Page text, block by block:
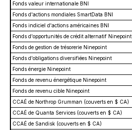
Fonds valeur internationale BNI
Fonds d'actions mondiales SmartData BNI
Fonds indiciel d'actions américaines BNI
Fonds d'opportunités de crédit alternatif Ninepoint
Fonds de gestion de trésorerie Ninepoint
Fonds d'obligations diversifiées Ninepoint
Fonds énergie Ninepoint
Fonds de revenu énergétique Ninepoint
Fonds de revenu cible Ninepoint
CCAÉ de Northrop Grumman (couverts en $ CA)
CCAÉ de Quanta Services (couverts en $ CA)
CCAÉ de Sandisk (couverts en $ CA)